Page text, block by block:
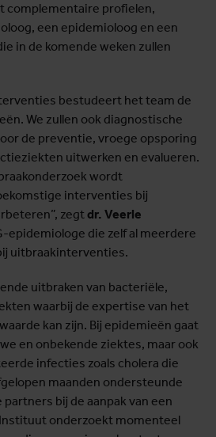
complementaire profielen,
een epidemioloog en een
in de komende weken zullen
bestudeert het team de
We zullen ook diagnostische
de preventie, vroege opsporing
uitwerken en evalueren.
wordt
interventies bij
zegtdr. Veerle
epidemiologe die zelf al meerdere
uitbraakinterventies.
uitbraken van bacteriële,
waarbij de expertise van het
kan zijn. Bij epidemieën gaat
en onbekende ziektes, maar ook
infecties zoals cholera die
maanden ondersteunde
bij de aanpak van een
onderzoekt momenteel